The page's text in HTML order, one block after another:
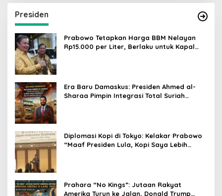
Presiden
Prabowo Tetapkan Harga BBM Nelayan
Rp15.000 per Liter, Berlaku untuk Kapal
Era Baru Damaskus: Presiden Ahmed al-
Sharaa Pimpin Integrasi Total Suriah
Diplomasi Kopi di Tokyo: Kelakar Prabowo
“Maaf Presiden Lula, Kopi Saya Lebih
Prahara “No Kings”: Jutaan Rakyat
Amerika Turun ke Jalan, Donald Trump